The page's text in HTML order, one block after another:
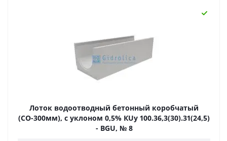
Лоток водоотводный бетонный коробчатый
(СО-300мм), с уклоном 0,5% КUу 100.36,3(30).31(24,5)
- BGU, № 8